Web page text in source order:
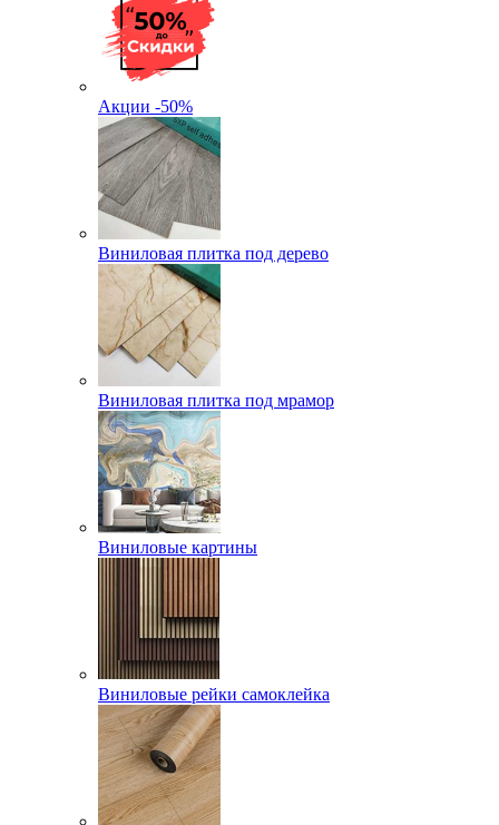
Акции -50%
Виниловая плитка под дерево
Виниловая плитка под мрамор
Виниловые картины
Виниловые рейки самоклейка